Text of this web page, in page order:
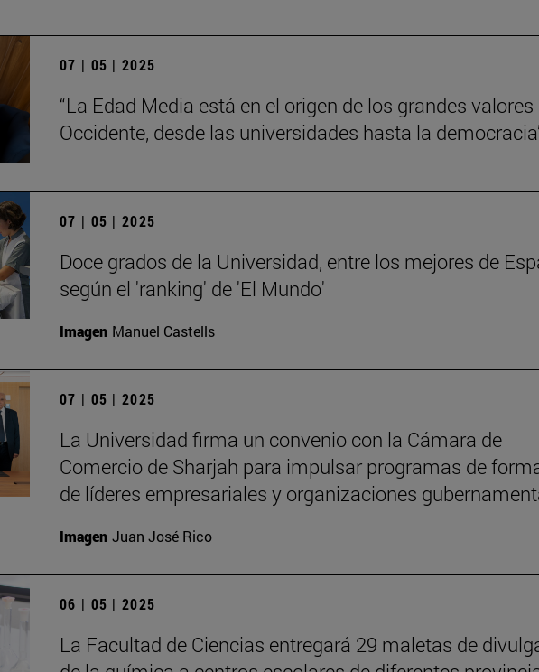
07 | 05 | 2025
“La Edad Media está en el origen de los grandes valores
Occidente, desde las universidades hasta la
07 | 05 | 2025
Doce grados de la Universidad, entre los mejores de
según el 'ranking' de 'El Mundo'
Imagen Manuel Castells
07 | 05 | 2025
La Universidad firma un convenio con la Cámara de
Comercio de Sharjah para impulsar programas de
de líderes empresariales y organizaciones
Imagen Juan José Rico
06 | 05 | 2025
La Facultad de Ciencias entregará 29 maletas de